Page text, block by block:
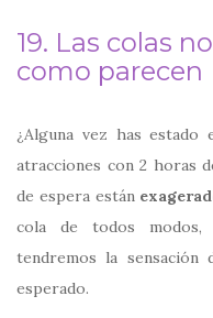
19. Las colas
como parecen
¿Alguna vez has
atracciones con 2 horas
de espera están
cola de todos
tendremos la
esperado.